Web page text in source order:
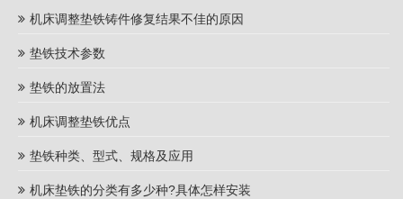
机床调整垫铁铸件修复结果不佳的原因
垫铁技术参数
垫铁的放置法
机床调整垫铁优点
垫铁种类、型式、规格及应用
机床垫铁的分类有多少种?具体怎样安装